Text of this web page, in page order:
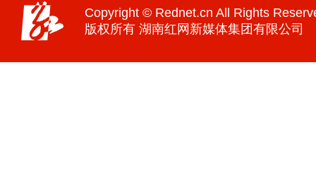
Copyright © Rednet.cn All Rights
版权所有 湖南红网新媒体集团有限公司